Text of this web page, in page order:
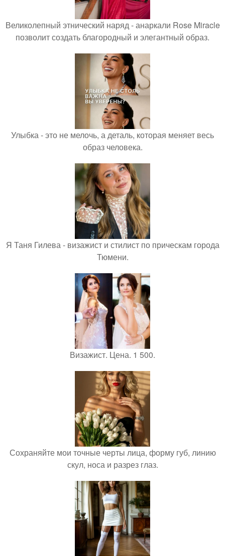
Великолепный этнический наряд - анаркали Rose Miracle
позволит создать благородный и элегантный образ.
Улыбка - это не мелочь, а деталь, которая меняет весь
образ человека.
Я Таня Гилева - визажист и стилист по прическам города
Тюмени.
Визажист. Цена. 1 500.
Сохраняйте мои точные черты лица, форму губ, линию
скул, носа и разрез глаз.